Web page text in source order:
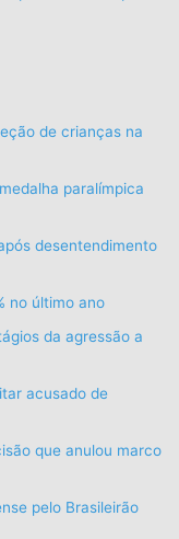
de crianças na
paralímpica
desentendimento
no último ano
da agressão a
acusado de
que anulou marco
pelo Brasileirão